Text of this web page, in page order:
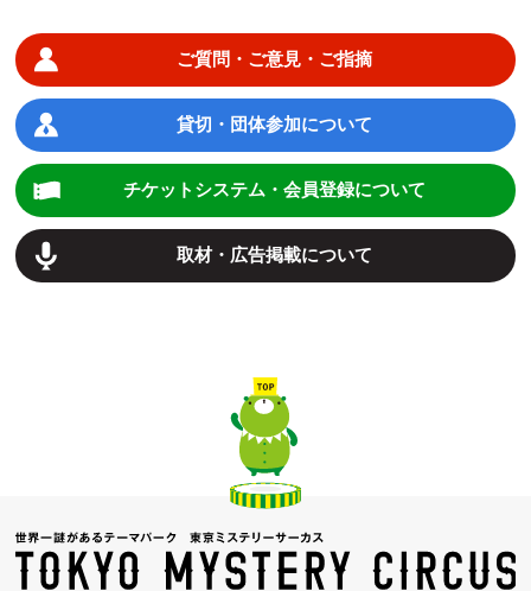
ご質問・ご意見・ご指摘
貸切・団体参加について
チケットシステム・会員登録について
取材・広告掲載について